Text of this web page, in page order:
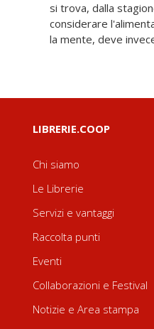
si trova, dalla
considerare
la mente, deve
biologiche del suo
applicare
LIBRERIE.COOP
Chi siamo
Le Librerie
Servizi e vantaggi
Raccolta punti
Eventi
Collaborazioni e Festival
Notizie e Area stampa